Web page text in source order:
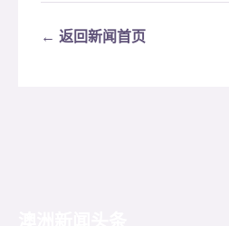
← 返回新闻首页